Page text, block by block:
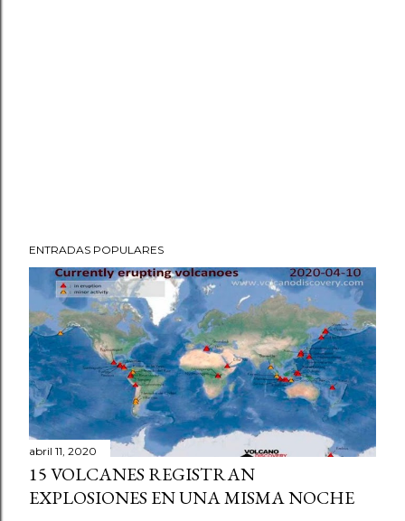
ENTRADAS POPULARES
abril 11, 2020
15 VOLCANES REGISTRAN
EXPLOSIONES EN UNA MISMA NOCHE